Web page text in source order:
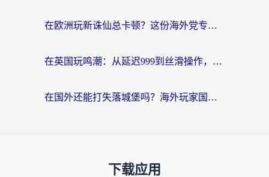
在欧洲玩新诛仙总卡顿？这份海外党专属加速器指南帮你解决延迟难题
在英国玩鸣潮：从延迟999到丝滑操作，我是怎么做到的？
在国外还能打失落城堡吗？海外玩家国服游戏加速终极指南（附北美玩online加速器下载技巧）
下载应用